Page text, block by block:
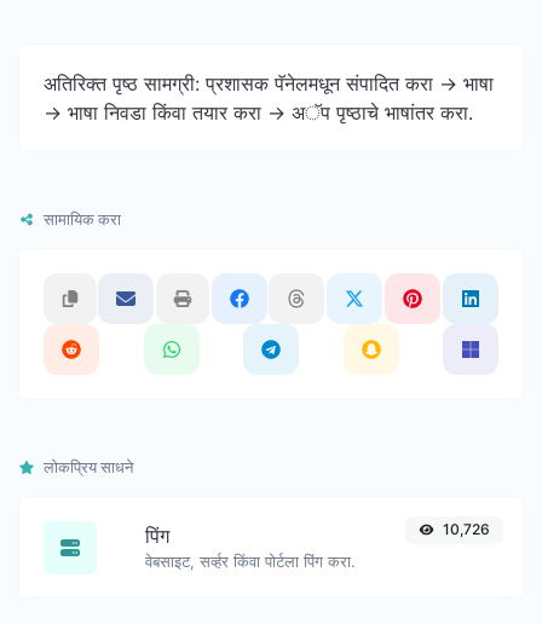
अतिरिक्त पृष्ठ सामग्री: प्रशासक पॅनेलमधून संपादित करा -> भाषा
-> भाषा निवडा किंवा तयार करा -> अॅप पृष्ठाचे भाषांतर करा.
सामायिक करा
लोकप्रिय साधने
पिंग
वेबसाइट, सर्व्हर किंवा पोर्टला पिंग करा.
10,726